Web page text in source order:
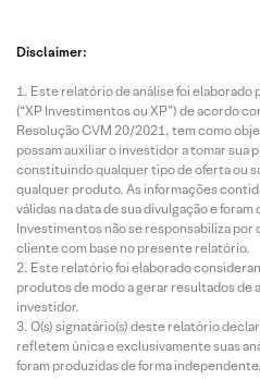
Disclaimer:
Este relatório de análise foi elaborado
(“XP Investimentos ou XP”) de acordo
Resolução CVM 20/2021, tem como
possam auxiliar o investidor a tomar sua
constituindo qualquer tipo de oferta ou
qualquer produto. As informações
válidas na data de sua divulgação e
Investimentos não se responsabiliza por
cliente com base no presente relatório.
Este relatório foi elaborado
produtos de modo a gerar resultados de
investidor.
O(s) signatário(s) deste relatório
refletem única e exclusivamente suas
foram produzidas de forma